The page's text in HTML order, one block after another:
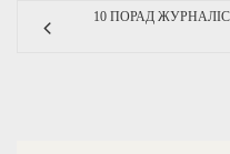
10 ПОРАД